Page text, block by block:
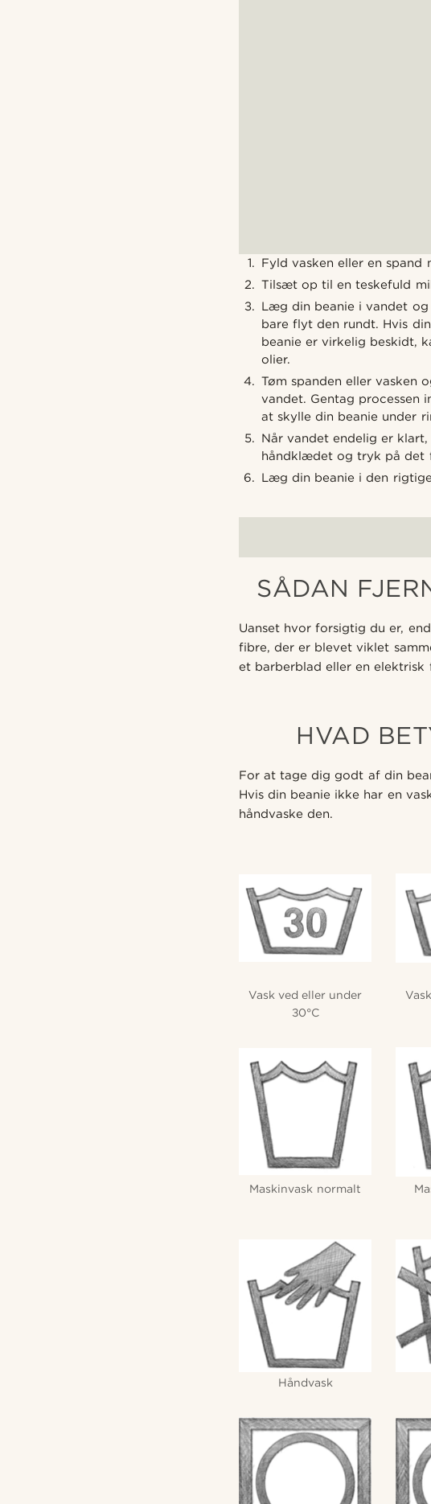
Fyld vasken eller en spand
Tilsæt op til en teskefuld
Læg din beanie i vandet
bare flyt den rundt. Hvis
beanie er virkelig beskidt,
olier.
Tøm spanden eller vasken
vandet. Gentag
at skylle din beanie under
Når vandet endelig er
håndklædet og tryk på det
Læg din beanie i den
SÅDAN
Uanset hvor forsigtig du er,
fibre, der er blevet viklet
et barberblad eller en
HVAD
For at tage dig godt af din
Hvis din beanie ikke har en
håndvaske den.
Vask ved eller under
30°C
Maskinvask normalt
Håndvask